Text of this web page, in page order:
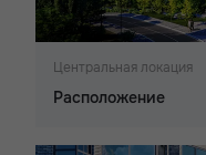
Центральная локация
Расположение